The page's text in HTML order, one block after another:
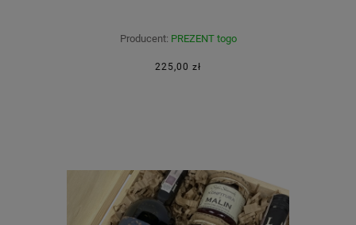
Producent: PREZENT togo
225,00 zł